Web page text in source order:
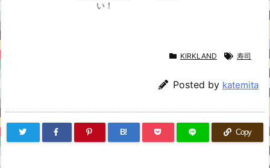
い！
KIRKLAND 寿司
Posted by katemita
B! Copy